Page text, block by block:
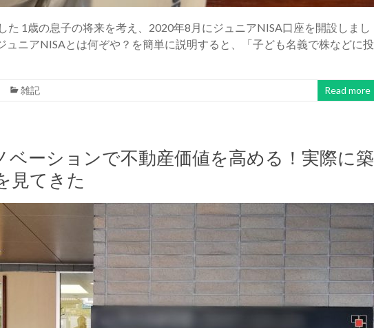
た 1歳の息子の将来を考え、2020年8月にジュニアNISA口座を開設しまし
ュニアNISAとは何ぞや？を簡単に説明すると、「子ども名義で株などに投
雑記 Read more
ベーションで不動産価値を高める！実際に築
見てきた